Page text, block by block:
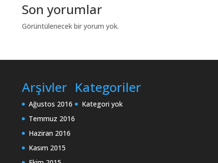
Son yorumlar
Görüntülenecek bir yorum yok.
Arşivler
Ağustos 2016
Temmuz 2016
Haziran 2016
Kasım 2015
Kategoriler
Kategori yok